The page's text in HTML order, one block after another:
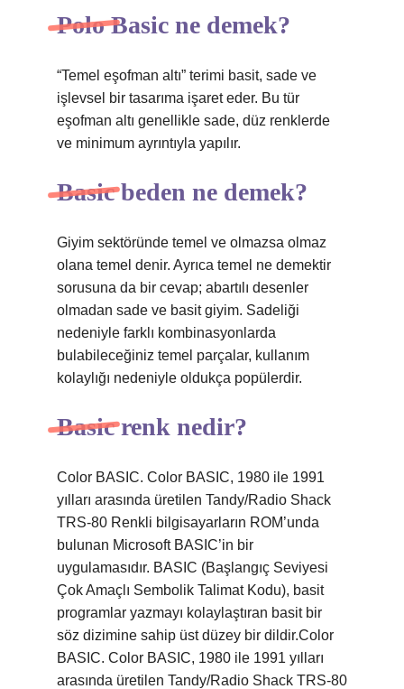
Polo Basic ne demek?
“Temel eşofman altı” terimi basit, sade ve
işlevsel bir tasarıma işaret eder. Bu tür
eşofman altı genellikle sade, düz renklerde
ve minimum ayrıntıyla yapılır.
Basic beden ne demek?
Giyim sektöründe temel ve olmazsa olmaz
olana temel denir. Ayrıca temel ne demektir
sorusuna da bir cevap; abartılı desenler
olmadan sade ve basit giyim. Sadeliği
nedeniyle farklı kombinasyonlarda
bulabileceğiniz temel parçalar, kullanım
kolaylığı nedeniyle oldukça popülerdir.
Basic renk nedir?
Color BASIC. Color BASIC, 1980 ile 1991
yılları arasında üretilen Tandy/Radio Shack
TRS-80 Renkli bilgisayarların ROM’unda
bulunan Microsoft BASIC’in bir
uygulamasıdır. BASIC (Başlangıç ​​Seviyesi
Çok Amaçlı Sembolik Talimat Kodu), basit
programlar yazmayı kolaylaştıran basit bir
söz dizimine sahip üst düzey bir dildir.Color
BASIC. Color BASIC, 1980 ile 1991 yılları
arasında üretilen Tandy/Radio Shack TRS-80